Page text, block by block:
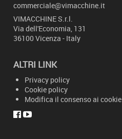
commerciale@vimacchine.it
VIMACCHINES.r.l.
Via dell'Economia, 131
36100 Vicenza - Italy
ALTRI LINK
Privacy policy
Cookie policy
Modifica il consenso ai cookie